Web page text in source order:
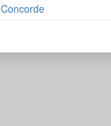
Concorde